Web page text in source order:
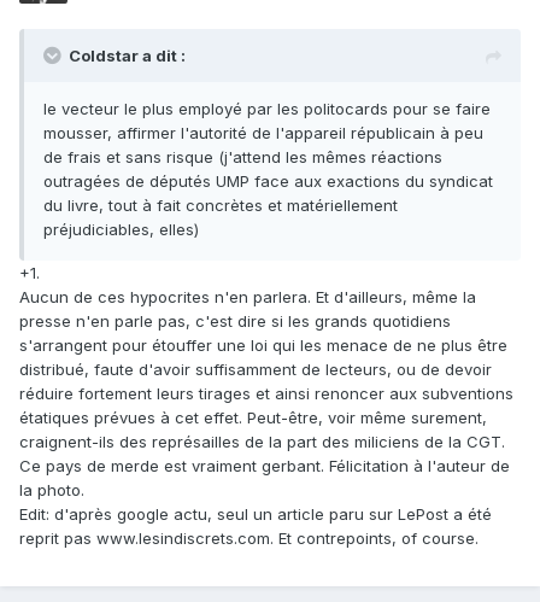
Coldstar a dit :
le vecteur le plus employé par les politocards pour se faire
mousser, affirmer l'autorité de l'appareil républicain à peu
de frais et sans risque (j'attend les mêmes réactions
outragées de députés UMP face aux exactions du syndicat
du livre, tout à fait concrètes et matériellement
préjudiciables, elles)
+1.
Aucun de ces hypocrites n'en parlera. Et d'ailleurs, même la
presse n'en parle pas, c'est dire si les grands quotidiens
s'arrangent pour étouffer une loi qui les menace de ne plus être
distribué, faute d'avoir suffisamment de lecteurs, ou de devoir
réduire fortement leurs tirages et ainsi renoncer aux subventions
étatiques prévues à cet effet. Peut-être, voir même surement,
craignent-ils des représailles de la part des miliciens de la CGT.
Ce pays de merde est vraiment gerbant. Félicitation à l'auteur de
la photo.
Edit: d'après google actu, seul un article paru sur LePost a été
reprit pas www.lesindiscrets.com. Et contrepoints, of course.